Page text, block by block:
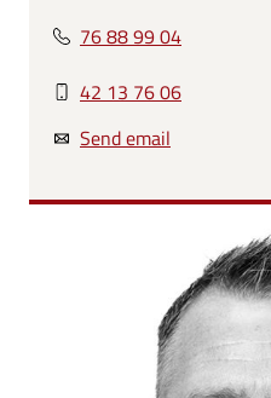
76 88 99 04
42 13 76 06
Send email